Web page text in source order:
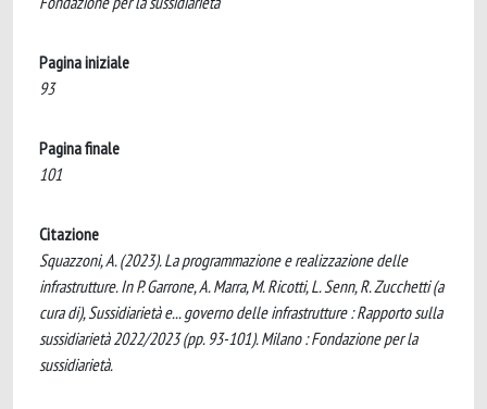
Pagina iniziale
93
Pagina finale
101
Citazione
Squazzoni, A. (2023). La programmazione e realizzazione delle
infrastrutture. In P. Garrone, A. Marra, M. Ricotti, L. Senn, R. Zucchetti (a
cura di), Sussidiarietà e... governo delle infrastrutture : Rapporto sulla
sussidiarietà 2022/2023 (pp. 93-101). Milano : Fondazione per la
sussidiarietà.